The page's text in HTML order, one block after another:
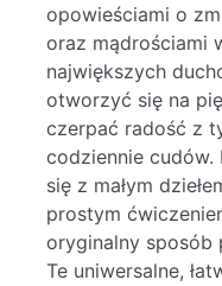
opowieściami o
oraz mądrościami
największych
otworzyć się na
czerpać radość z
codziennie cudów.
się z małym
prostym
oryginalny sposób
Te uniwersalne,